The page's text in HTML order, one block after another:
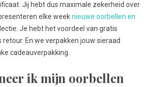
Jij hebt dus maximale zekerheid over
elke weeknieuwe oorbellen en
Je hebt het voordeel van gratis
En we verpakken jouw sieraad
cadeauverpakking.
ik mijn oorbellen